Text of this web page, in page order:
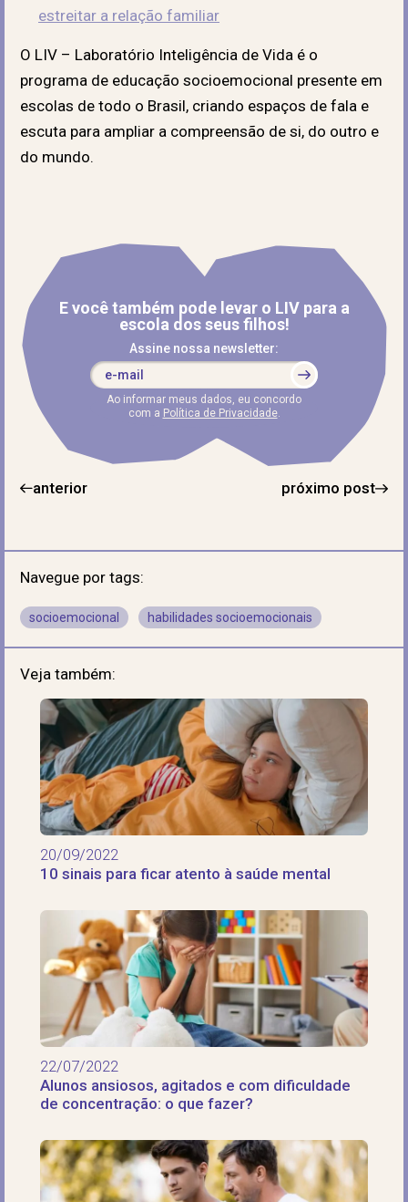
estreitar a relação familiar
O LIV – Laboratório Inteligência de Vida é o
programa de educação socioemocional presente em
escolas de todo o Brasil, criando espaços de fala e
escuta para ampliar a compreensão de si, do outro e
do mundo.
E você também pode levar o LIV para a
escola dos seus filhos!
Assine nossa newsletter:
Ao informar meus dados, eu concordo
com a Política de Privacidade.
anterior próximo post
Navegue por tags:
socioemocional habilidades socioemocionais
Veja também:
20/09/2022
10 sinais para ficar atento à saúde mental
22/07/2022
Alunos ansiosos, agitados e com dificuldade
de concentração: o que fazer?